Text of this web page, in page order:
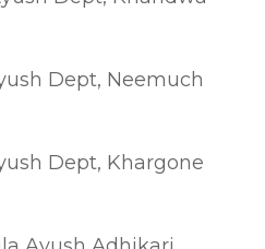
Dept, Neemuch
Dept, Khargone